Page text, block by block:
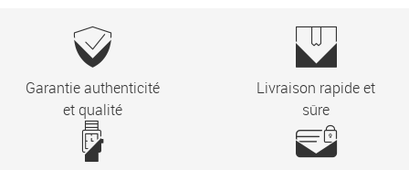
Garantie authenticité
et qualité
Livraison rapide et
sûre